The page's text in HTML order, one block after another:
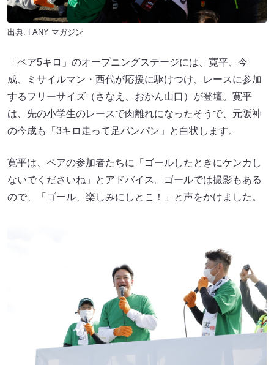
出典: FANY マガジン
「ペア5キロ」のオープニングステージには、寛平、今
成、ミサイルマン・西代が応援に駆けつけ、レースに参加
するフリーサイズ（さなえ、おかん山口）が登壇。寛平
は、先の小学生のレースで肉離れになったそうで、元阪神
の今成も「3キロ走って足パンパン」と白状します。
寛平は、ペアの参加者たちに「ゴールしたときにケンカし
ないでくださいね」とアドバイス。ゴールでは撮影もある
ので、「ゴール、楽しみにしとこ！」と声をかけました。